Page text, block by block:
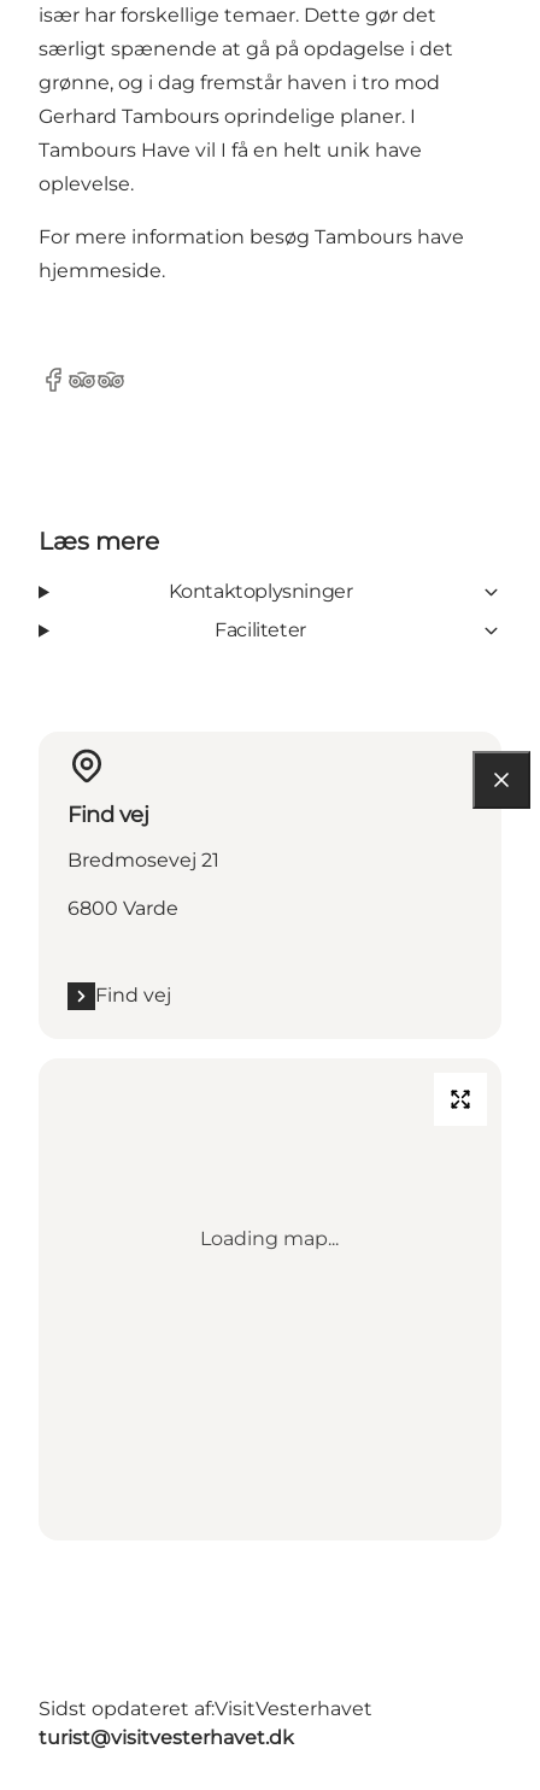
især har forskellige temaer. Dette gør det
særligt spænende at gå på opdagelse i det
grønne, og i dag fremstår haven i tro mod
Gerhard Tambours oprindelige planer. I
Tambours Have vil I få en helt unik have
oplevelse.
For mere information besøg Tambours have
hjemmeside.
Facebook
TripAdvisor
TripAdvisor
Læs mere
Kontaktoplysninger
Faciliteter
Find vej
Bredmosevej 21
6800 Varde
Find vej
Loading map...
Sidst opdateret af:VisitVesterhavet
turist@visitvesterhavet.dk